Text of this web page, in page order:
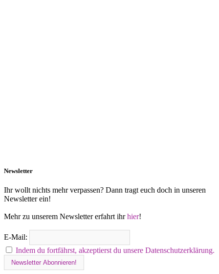
Newsletter
Ihr wollt nichts mehr verpassen? Dann tragt euch doch in unseren
Newsletter ein!
Mehr zu unserem Newsletter erfahrt ihrhier!
E-Mail:
Indem du fortfährst, akzeptierst du unsere Datenschutzerklärung.